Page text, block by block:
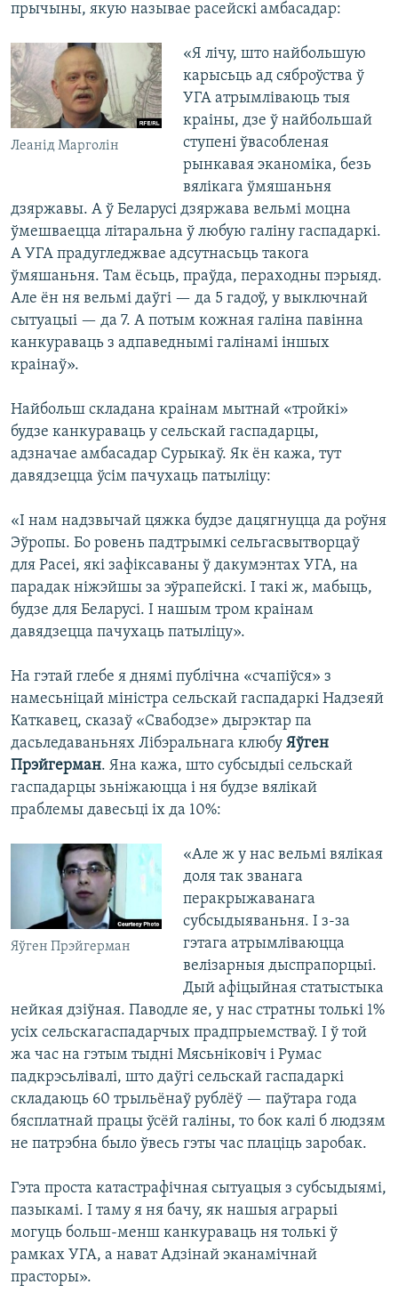
прычыны, якую называе расейскі амбасадар:
Леанід Марголін
«Я лічу, што найбольшую
карысьць ад сяброўства ў
УГА атрымліваюць тыя
краіны, дзе ў найбольшай
ступені ўвасобленая
рынкавая эканоміка, безь
вялікага ўмяшаньня
дзяржавы. А ў Беларусі дзяржава вельмі моцна
ўмешваецца літаральна ў любую галіну гаспадаркі.
А УГА прадугледжвае адсутнасьць такога
ўмяшаньня. Там ёсьць, праўда, пераходны пэрыяд.
Але ён ня вельмі даўгі — да 5 гадоў, у выключнай
сытуацыі — да 7. А потым кожная галіна павінна
канкураваць з адпаведнымі галінамі іншых
краінаў».
Найбольш складана краінам мытнай «тройкі»
будзе канкураваць у сельскай гаспадарцы,
адзначае амбасадар Сурыкаў. Як ён кажа, тут
давядзецца ўсім пачухаць патыліцу:
«І нам надзвычай цяжка будзе дацягнуцца да роўня
Эўропы. Бо ровень падтрымкі сельгасвытворцаў
для Расеі, які зафіксаваны ў дакумэнтах УГА, на
парадак ніжэйшы за эўрапейскі. І такі ж, мабыць,
будзе для Беларусі. І нашым тром краінам
давядзецца пачухаць патыліцу».
На гэтай глебе я днямі публічна «счапіўся» з
намесьніцай міністра сельскай гаспадаркі Надзеяй
Каткавец, сказаў «Свабодзе» дырэктар па
дасьледаваньнях Лібэральнага клюбу Яўген
Прэйгерман. Яна кажа, што субсыдыі сельскай
гаспадарцы зьніжаюцца і ня будзе вялікай
праблемы давесьці іх да 10%:
Яўген Прэйгерман
«Але ж у нас вельмі вялікая
доля так званага
перакрыжаванага
субсыдыяваньня. І з-за
гэтага атрымліваюцца
велізарныя дыспрапорцыі.
Дый афіцыйная статыстыка
нейкая дзіўная. Паводле яе, у нас стратны толькі 1%
усіх сельскагаспадарчых прадпрыемстваў. І ў той
жа час на гэтым тыдні Мясьніковіч і Румас
падкрэсьлівалі, што даўгі сельскай гаспадаркі
складаюць 60 трыльёнаў рублёў — паўтара года
бясплатнай працы ўсёй галіны, то бок калі б людзям
не патрэбна было ўвесь гэты час плаціць заробак.
Гэта проста катастрафічная сытуацыя з субсыдыямі,
пазыкамі. І таму я ня бачу, як нашыя аграрыі
могуць больш-менш канкураваць ня толькі ў
рамках УГА, а нават Адзінай эканамічнай
прасторы».